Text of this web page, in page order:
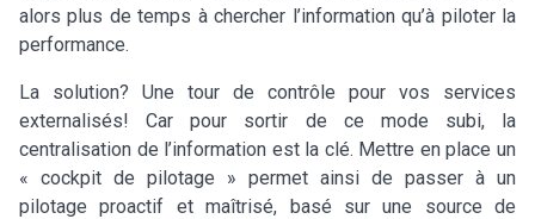
alors plus de temps à chercher l’information qu’à piloter la
performance.
La solution? Une tour de contrôle pour vos services
externalisés! Car pour sortir de ce mode subi, la
centralisation de l’information est la clé. Mettre en place un
« cockpit de pilotage » permet ainsi de passer à un
pilotage proactif et maîtrisé, basé sur une source de